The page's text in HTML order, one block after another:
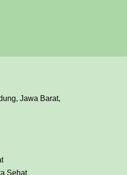
Jawa Barat,
Sehat